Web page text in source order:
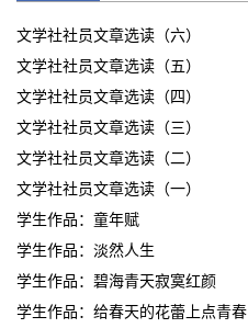
文学社社员文章选读（六）
文学社社员文章选读（五）
文学社社员文章选读（四）
文学社社员文章选读（三）
文学社社员文章选读（二）
文学社社员文章选读（一）
学生作品：童年赋
学生作品：淡然人生
学生作品：碧海青天寂寞红颜
学生作品：给春天的花蕾上点青春